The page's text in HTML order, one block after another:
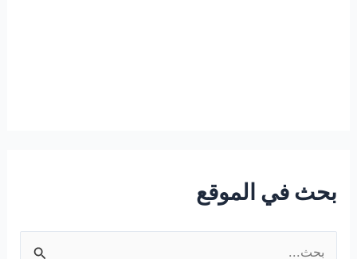
بحث في الموقع